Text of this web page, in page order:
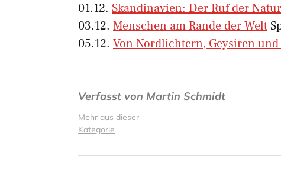
01.12. Skandinavien: Der Ruf der Natur
03.12. Menschen am Rande der Welt
05.12. Von Nordlichtern, Geysiren
Verfasst von Martin Schmidt
Mehr aus dieser
Kategorie